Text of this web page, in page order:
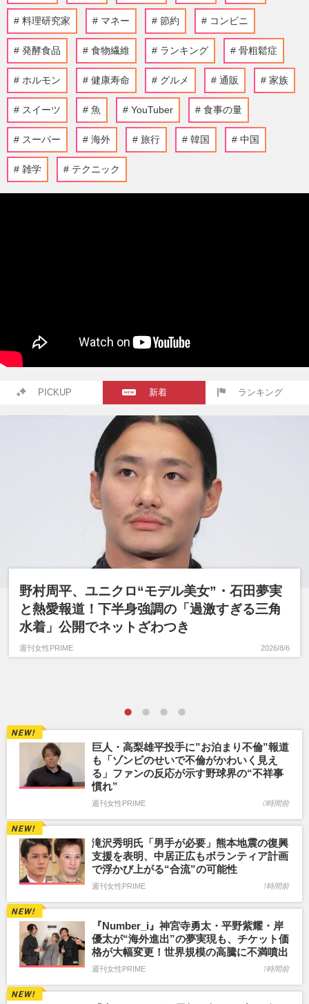
料理研究家 マネー 節約 コンビニ
発酵食品 食物繊維 ランキング 骨粗鬆症
ホルモン 健康寿命 グルメ 通販 家族
スイーツ 魚 YouTuber 食事の量
スーパー 海外 旅行 韓国 中国
雑学 テクニック
PICKUP 新着 ランキング
野村周平、ユニクロ“モデル美女”・石田夢実
と熱愛報道！下半身強調の「過激すぎる三角
水着」公開でネットざわつき
週刊女性PRIME 2026/8/6
巨人・高梨雄平投手に”お泊まり不倫”報道
も「ゾンビのせいで不倫がかわいく見え
る」ファンの反応が示す野球界の“不祥事
慣れ”
週刊女性PRIME 0時間前
滝沢秀明氏「男手が必要」熊本地震の復興
支援を表明、中居正広もボランティア計画
で浮かび上がる“合流”の可能性
週刊女性PRIME 1時間前
『Number_i』神宮寺勇太・平野紫耀・岸
優太が“海外進出”の夢実現も、チケット価
格が大幅変更！世界規模の高騰に不満噴出
週刊女性PRIME 1時間前